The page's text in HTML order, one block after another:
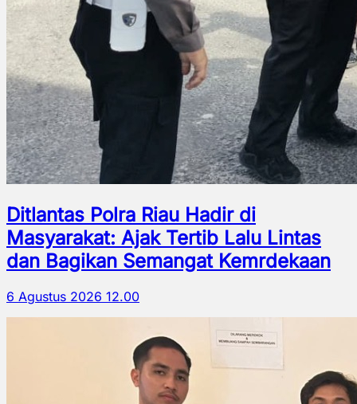
Ditlantas Polra Riau Hadir di
Masyarakat: Ajak Tertib Lalu Lintas
dan Bagikan Semangat Kemrdekaan
6 Agustus 2026 12.00